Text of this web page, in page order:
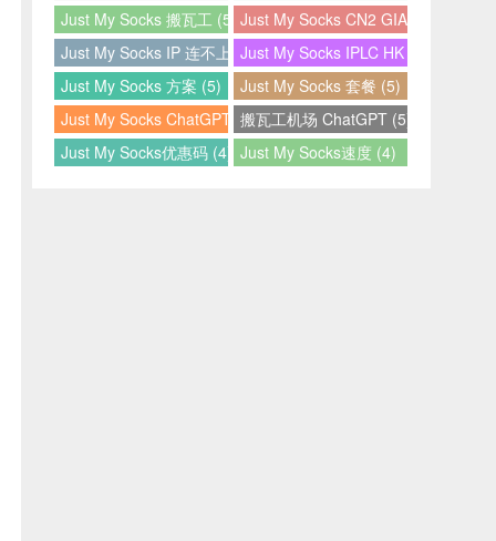
Just My Socks 搬瓦工 (5) Just My Socks CN2 GIA (5)
Just My Socks IP 连不上 (5)Just My Socks IPLC HK (5)
Just My Socks 方案 (5)
Just My Socks 套餐 (5)
Just My Socks ChatGPT (5)搬瓦工机场 ChatGPT (5)
Just My Socks优惠码 (4) Just My Socks速度 (4)